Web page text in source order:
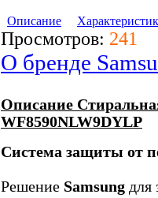
Описание
Просмотров: 241
О бренде
Описание
WF8590NLW9DYLP
Система защиты от
Решение Samsung для